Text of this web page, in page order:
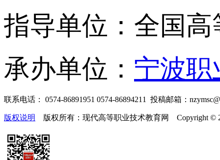
指导单位：全国
承办单位： 宁波
联系电话： 0574-86891951 0574-86894211 投稿邮箱：
版权说明 版权所有：现代高等职业技术教育网 Copyright ©